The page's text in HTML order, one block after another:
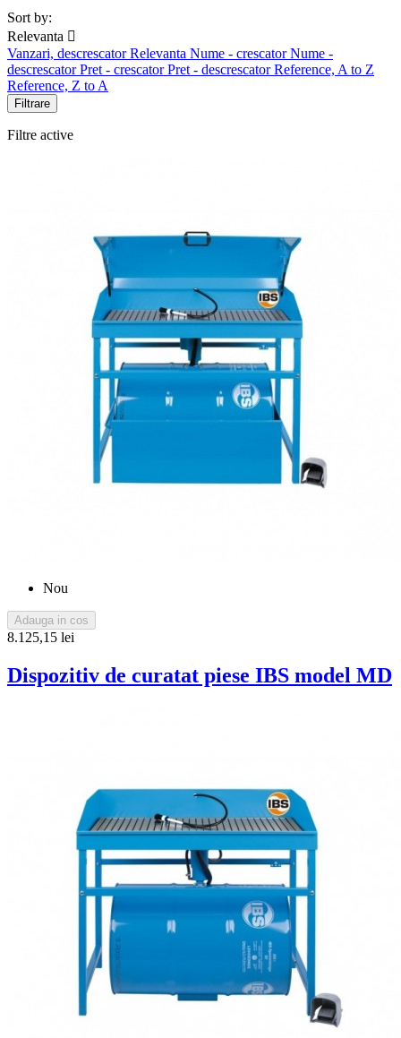
Sort by:
Relevanta 
Vanzari, descrescatorRelevanta Nume - crescatorNume -
descrescatorPret - crescatorPret - descrescatorReference, A to Z
Reference, Z to A
Filtrare
Filtre active
Nou
Adauga in cos
8.125,15 lei
Dispozitiv de curatat piese IBS model MD